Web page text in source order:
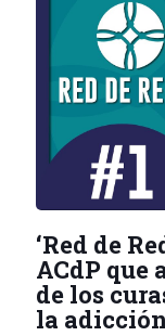
‘Red de
ACdP que
de los
la